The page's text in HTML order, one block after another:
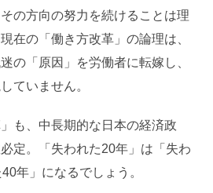
の方向の努力を続けることは理
在の「働き方改革」の論理は、
の「原因」を労働者に転嫁し、
ていません。
も、中長期的な日本の経済政
定。「失われた20年」は「失わ
年」になるでしょう。